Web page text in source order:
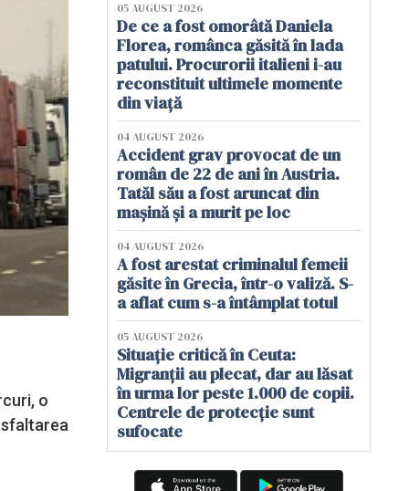
o
05 AUGUST 2026
De ce a fost omorâtă Daniela
Florea, românca găsită în lada
patului. Procurorii italieni i-au
reconstituit ultimele momente
din viață
04 AUGUST 2026
Accident grav provocat de un
român de 22 de ani în Austria.
Tatăl său a fost aruncat din
mașină și a murit pe loc
04 AUGUST 2026
A fost arestat criminalul femeii
găsite în Grecia, într-o valiză. S-
a aflat cum s-a întâmplat totul
05 AUGUST 2026
Situație critică în Ceuta:
Migranții au plecat, dar au lăsat
în urma lor peste 1.000 de copii.
Centrele de protecție sunt
sufocate